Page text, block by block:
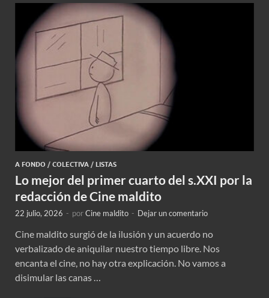
A FONDO / COLECTIVA / LISTAS
Lo mejor del primer cuarto del s.XXI por la
redacción de Cine maldito
22 julio, 2026 - porCine maldito - Dejar un comentario
Cine maldito surgió de la ilusión y un acuerdo no
verbalizado de aniquilar nuestro tiempo libre. Nos
encanta el cine, no hay otra explicación. No vamos a
disimular las canas …